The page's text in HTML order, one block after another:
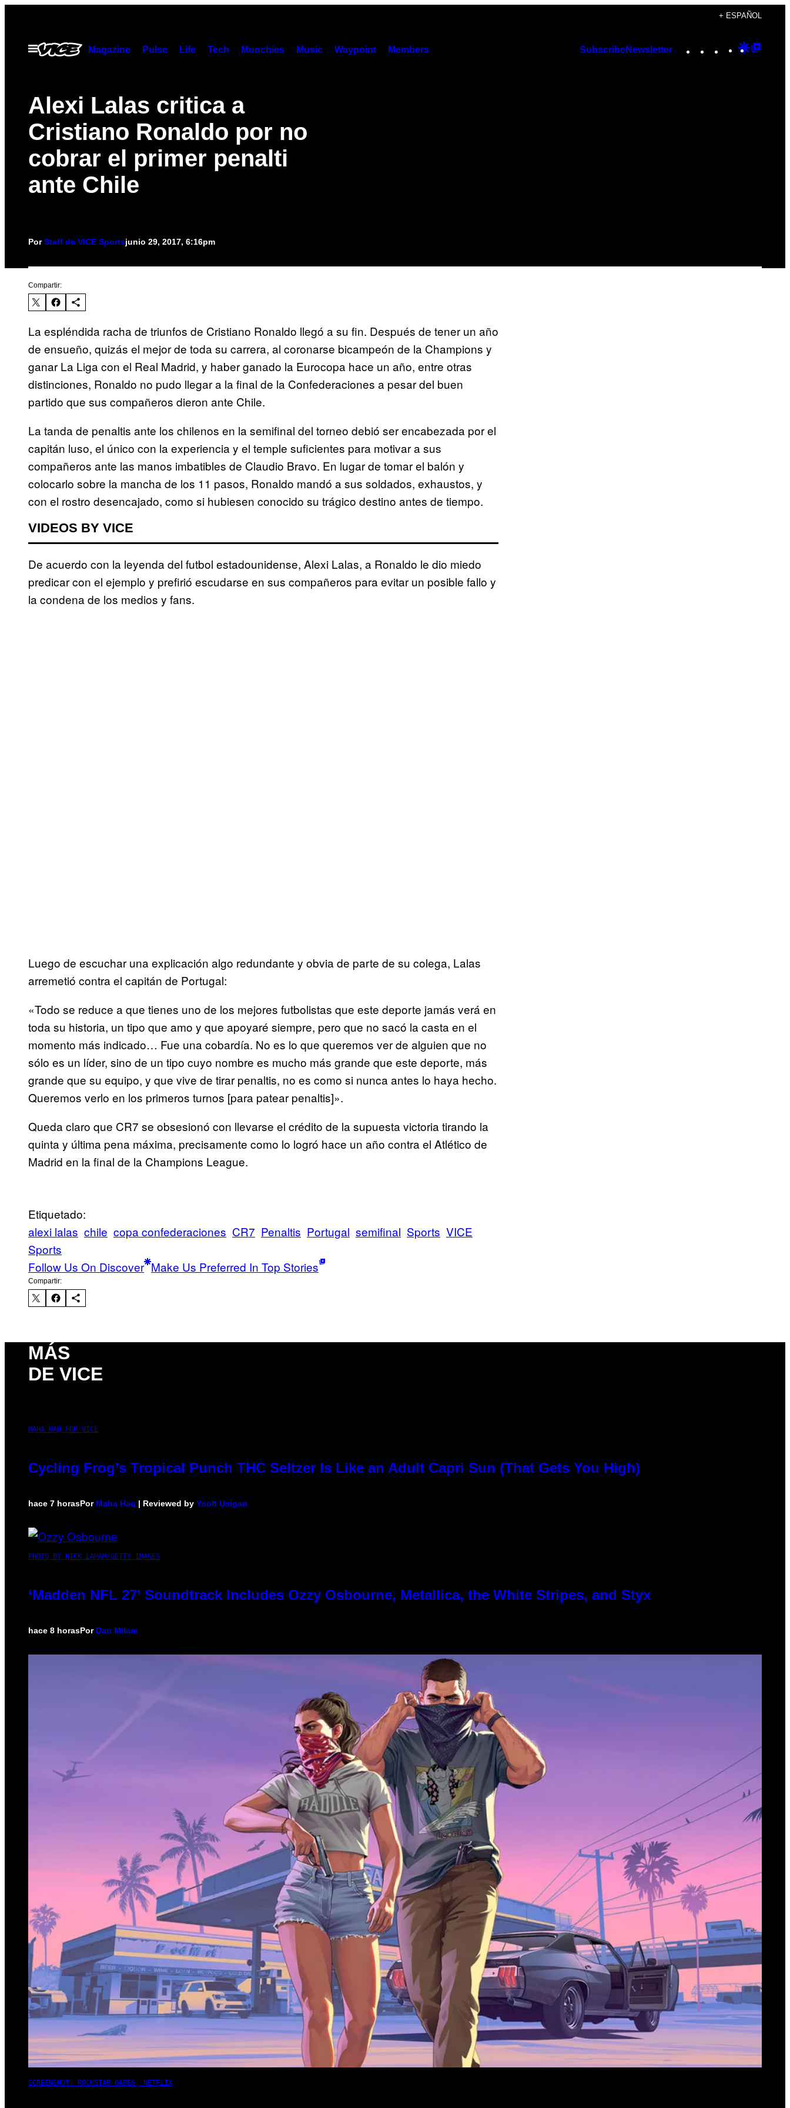
contenido
+ ESPAÑOL
Abrir
Menú
Magazine Pulse Life Tech Munchies Music Waypoint Members SubscribeNewsletter Instagram
TikTok
YouTube
Google
Alexi Lalas critica a
Cristiano Ronaldo por no
cobrar el primer penalti
ante Chile
PorStaff de VICE Sportsjunio 29, 2017, 6:16pm
Compartir:
La espléndida racha de triunfos de Cristiano Ronaldo llegó a su fin. Después de tener un año
de ensueño, quizás el mejor de toda su carrera, al coronarse bicampeón de la Champions y
ganar La Liga con el Real Madrid, y haber ganado la Eurocopa hace un año, entre otras
distinciones, Ronaldo no pudo llegar a la final de la Confederaciones a pesar del buen
partido que sus compañeros dieron ante Chile.
La tanda de penaltis ante los chilenos en la semifinal del torneo debió ser encabezada por el
capitán luso, el único con la experiencia y el temple suficientes para motivar a sus
compañeros ante las manos imbatibles de Claudio Bravo. En lugar de tomar el balón y
colocarlo sobre la mancha de los 11 pasos, Ronaldo mandó a sus soldados, exhaustos, y
con el rostro desencajado, como si hubiesen conocido su trágico destino antes de tiempo.
VIDEOS BY VICE
De acuerdo con la leyenda del futbol estadounidense, Alexi Lalas, a Ronaldo le dio miedo
predicar con el ejemplo y prefirió escudarse en sus compañeros para evitar un posible fallo y
la condena de los medios y fans.
Luego de escuchar una explicación algo redundante y obvia de parte de su colega, Lalas
arremetió contra el capitán de Portugal:
«Todo se reduce a que tienes uno de los mejores futbolistas que este deporte jamás verá en
toda su historia, un tipo que amo y que apoyaré siempre, pero que no sacó la casta en el
momento más indicado… Fue una cobardía. No es lo que queremos ver de alguien que no
sólo es un líder, sino de un tipo cuyo nombre es mucho más grande que este deporte, más
grande que su equipo, y que vive de tirar penaltis, no es como si nunca antes lo haya hecho.
Queremos verlo en los primeros turnos [para patear penaltis]».
Queda claro que CR7 se obsesionó con llevarse el crédito de la supuesta victoria tirando la
quinta y última pena máxima, precisamente como lo logró hace un año contra el Atlético de
Madrid en la final de la Champions League.
Etiquetado:
alexi lalas chile copa confederaciones CR7 Penaltis Portugal semifinal Sports VICE
Sports
Follow Us On Discover Make Us Preferred In Top Stories
Compartir:
MÁS
DE VICE
MAHA HAQ FOR VICE
Cycling Frog’s Tropical Punch THC Seltzer Is Like an Adult Capri Sun (That Gets You High)
hace 7 horasPor Maha Haq | Reviewed by Ysolt Usigan
PHOTO BY NICK LAHAM/GETTY IMAGES
‘Madden NFL 27’ Soundtrack Includes Ozzy Osbourne, Metallica, the White Stripes, and Styx
hace 8 horasPor Dan Milam
SCREENSHOT: ROCKSTAR GAMES, NETFLIX